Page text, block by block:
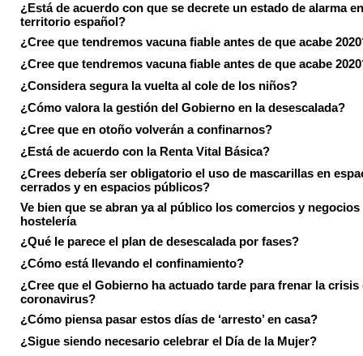
¿Está de acuerdo con que se decrete un estado de alarma
territorio español?
¿Cree que tendremos vacuna fiable antes de que acabe
¿Cree que tendremos vacuna fiable antes de que acabe
¿Considera segura la vuelta al cole de los niños?
¿Cómo valora la gestión del Gobierno en la desescalada?
¿Cree que en otoño volverán a confinarnos?
¿Está de acuerdo con la Renta Vital Básica?
¿Crees debería ser obligatorio el uso de mascarillas en
cerrados y en espacios públicos?
Ve bien que se abran ya al público los comercios y negocios
hostelería
¿Qué le parece el plan de desescalada por fases?
¿Cómo está llevando el confinamiento?
¿Cree que el Gobierno ha actuado tarde para frenar la crisis
coronavirus?
¿Cómo piensa pasar estos días de ‘arresto’ en casa?
¿Sigue siendo necesario celebrar el Día de la Mujer?